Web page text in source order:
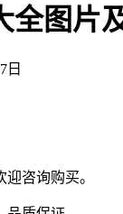
全图片
日
咨询购买。